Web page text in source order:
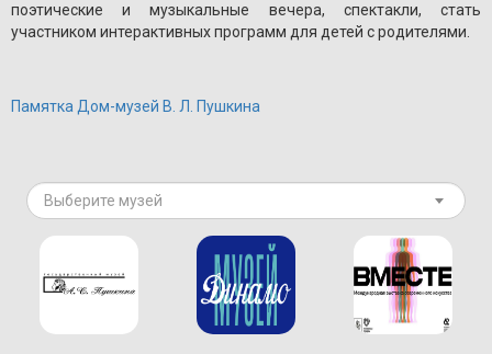
поэтические и музыкальные вечера, спектакли, стать
участником интерактивных программ для детей с родителями.
Памятка Дом-музей В. Л. Пушкина
Выберите музей